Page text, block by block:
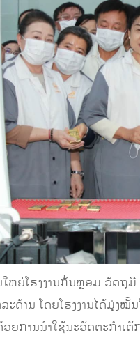
ຍ່ໂຮງງານກັ່ນຫຼອມ ວັດຖຸ
ະດ້ານ ໂດຍໂຮງງານໄດ້ມຸ່
ຍການນໍາໃຊ້ນະວັດຕະກຳ